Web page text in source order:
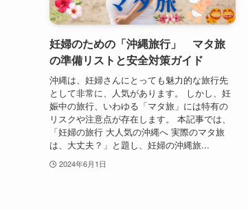
妊婦のための「沖縄旅行」 マタ旅
の準備リストと安全対策ガイド
沖縄は、妊婦さんにとっても魅力的な旅行先
として非常に、人気があります。 しかし、妊
娠中の旅行、いわゆる「マタ旅」には特有の
リスクや注意点が存在します。 本記事では、
「妊婦の旅行 大人気の沖縄へ 実際のマタ旅
は、大丈夫？」と題し、妊婦の沖縄旅...
2024年6月1日